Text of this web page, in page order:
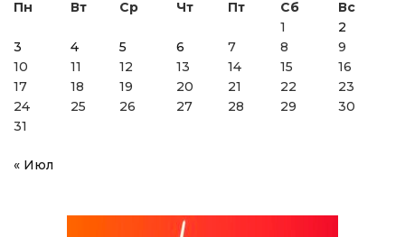
Пн
Вт Ср Чт Пт Сб
Вс
1
2
3
4 5 6 7 8
9
10
11 12 13 14 15
16
17
18 19 20 21 22
23
24
25 26 27 28 29
30
31
« Июл